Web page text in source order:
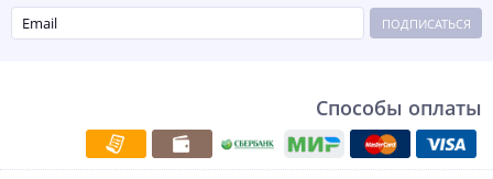
ПОДПИСАТЬСЯ
Способы оплаты